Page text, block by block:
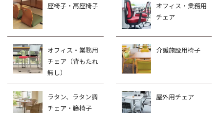
座椅子・高座椅子
オフィス・業務用
チェア
オフィス・業務用
チェア（背もたれ
無し）
介護施設用椅子
ラタン、ラタン調
チェア・籐椅子
屋外用チェア